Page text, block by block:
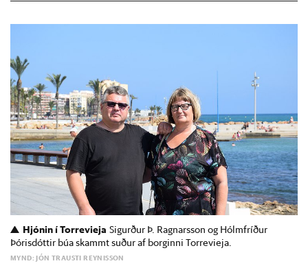
Hjónin í Torrevieja Sigurður Þ. Ragnarsson og Hólmfríður
Þórisdóttir búa skammt suður af borginni Torrevieja.
MYND: JÓN TRAUSTI REYNISSON